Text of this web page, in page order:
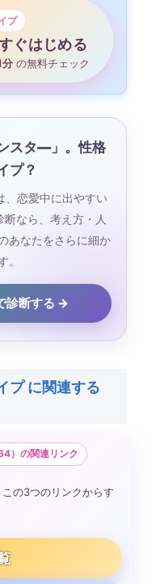
プ
ぐはじめる
分 の無料チェック
スタ―」。性格
プ？
恋愛中に出やすい
なら、考え方・人
あなたをさらに細か
。
診断する →
プ に関連する
）の関連リンク
の3つのリンクからす